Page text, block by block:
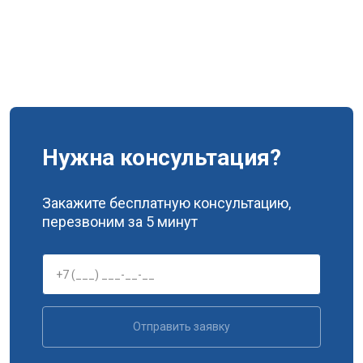
Нужна консультация?
Закажите бесплатную консультацию,
перезвоним за 5 минут
Отправить заявку